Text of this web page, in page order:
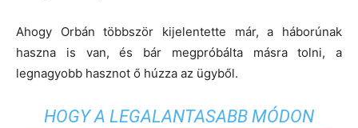
Ahogy Orbán többször kijelentette már, a háborúnak
haszna is van, és bár megpróbálta másra tolni, a
legnagyobb hasznot ő húzza az ügyből.
HOGY A LEGALANTASABB MÓDON